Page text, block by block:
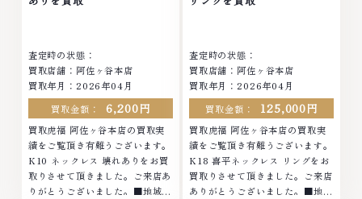
中無休
査定時の状態：
買取店舗：阿佐ヶ谷本店
買取年月：2026年04月
買取金額：
6,200円
買取虎福 阿佐ヶ谷本店の買取実
績をご覧頂き有難うございます。
K10 ネックレス 壊れありをお買
取りさせて頂きました。ご来店あ
りがとうございました。■地域買
査定時の状態：
買取店舗：阿佐ヶ谷本店
買取年月：2026年04月
買取金額：
125,000円
買取虎福 阿佐ヶ谷本店の買取実
績をご覧頂き有難うございます。
K18 喜平ネックレス リングをお
買取りさせて頂きました。ご来店
ありがとうございました。■地域